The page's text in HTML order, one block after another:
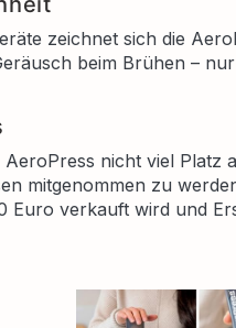
zeichnet sich die
beim Brühen –
nicht viel Platz
mitgenommen zu
Euro verkauft wird und